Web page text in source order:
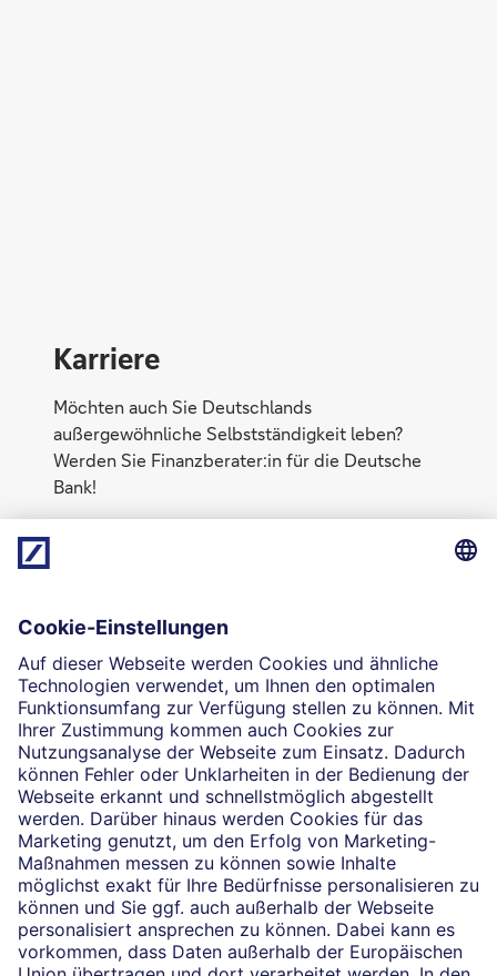
Thomas Poggensee
Karriere
Möchten auch Sie Deutschlands
außergewöhnliche Selbstständigkeit leben?
Werden Sie Finanzberater:in für die Deutsche
Bank!
Die selbstständigen Finanzberater:innen beraten in
Finanzgeschäften, die sie für die Deutsche Bank AG
vermitteln dürfen. Das Einverständnis zu den dabei
vermittelten Verträgen sowie in diesem
Zusammenhang erforderliche Erklärungen werden
stets rechtsverbindlich nur durch die Deutsche Bank
AG oder durch die mit ihr kooperierenden
Produktpartner gegeben.